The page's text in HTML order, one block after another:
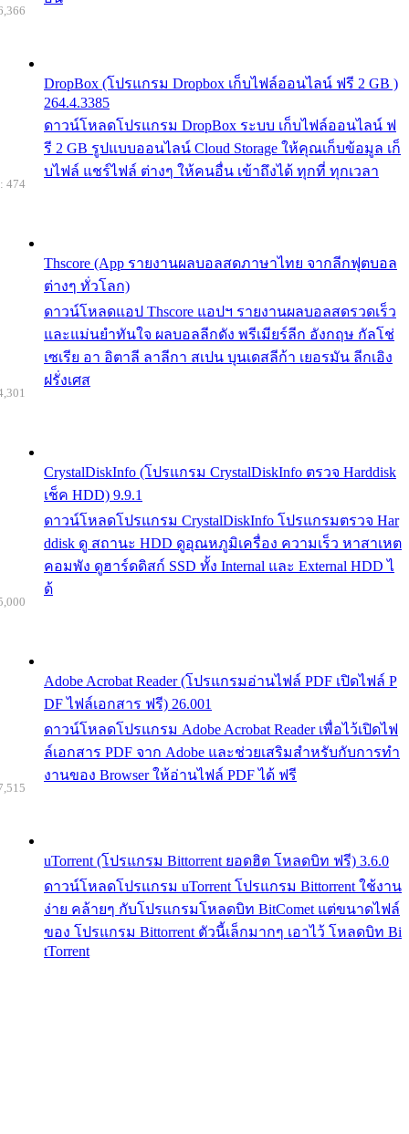
DropBox (โปรแกรม Dropbox เก็บไฟล์ออนไลน์ ฟรี 2 GB )
264.4.3385
ดาวน์โหลดโปรแกรม DropBox ระบบ เก็บไฟล์ออนไลน์ ฟ
รี 2 GB รูปแบบออนไลน์ Cloud Storage ให้คุณเก็บข้อมูล เก็
บไฟล์ แชร์ไฟล์ ต่างๆ ให้คนอื่น เข้าถึงได้ ทุกที่ ทุกเวลา
Thscore (App รายงานผลบอลสดภาษาไทย จากลีกฟุตบอล
ต่างๆ ทั่วโลก)
ดาวน์โหลดแอป Thscore แอปฯ รายงานผลบอลสดรวดเร็ว
และแม่นยำทันใจ ผลบอลลีกดัง พรีเมียร์ลีก อังกฤษ กัลโช่
เซเรีย อา อิตาลี ลาลีกา สเปน บุนเดสลีก้า เยอรมัน ลีกเอิง
ฝรั่งเศส
474
CrystalDiskInfo (โปรแกรม CrystalDiskInfo ตรวจ Harddisk
เช็ค HDD) 9.9.1
ดาวน์โหลดโปรแกรม CrystalDiskInfo โปรแกรมตรวจ Har
ddisk ดู สถานะ HDD ดูอุณหภูมิเครื่อง ความเร็ว หาสาเหต
คอมพัง ดูฮาร์ดดิสก์ SSD ทั้ง Internal และ External HDD ไ
ด้
Adobe Acrobat Reader (โปรแกรมอ่านไฟล์ PDF เปิดไฟล์ P
DF ไฟล์เอกสาร ฟรี) 26.001
ดาวน์โหลดโปรแกรม Adobe Acrobat Reader เพื่อไว้เปิดไฟ
ล์เอกสาร PDF จาก Adobe และช่วยเสริมสำหรับกับการทำ
งานของ Browser ให้อ่านไฟล์ PDF ได้ ฟรี
uTorrent (โปรแกรม Bittorrent ยอดฮิต โหลดบิท ฟรี) 3.6.0
ดาวน์โหลดโปรแกรม uTorrent โปรแกรม Bittorrent ใช้งาน
ง่าย คล้ายๆ กับโปรแกรมโหลดบิท BitComet แต่ขนาดไฟล์
ของ โปรแกรม Bittorrent ตัวนี้เล็กมากๆ เอาไว้ โหลดบิท Bi
tTorrent